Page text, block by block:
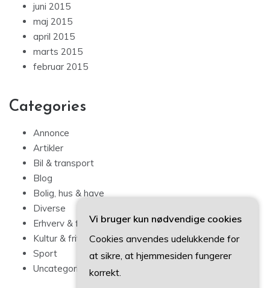
juni 2015
maj 2015
april 2015
marts 2015
februar 2015
Categories
Annonce
Artikler
Bil & transport
Blog
Bolig, hus & have
Diverse
Erhverv & forbrug
Kultur & fritid
Sport
Uncategorized
Vi bruger kun nødvendige cookies
Cookies anvendes udelukkende for
at sikre, at hjemmesiden fungerer
korrekt.